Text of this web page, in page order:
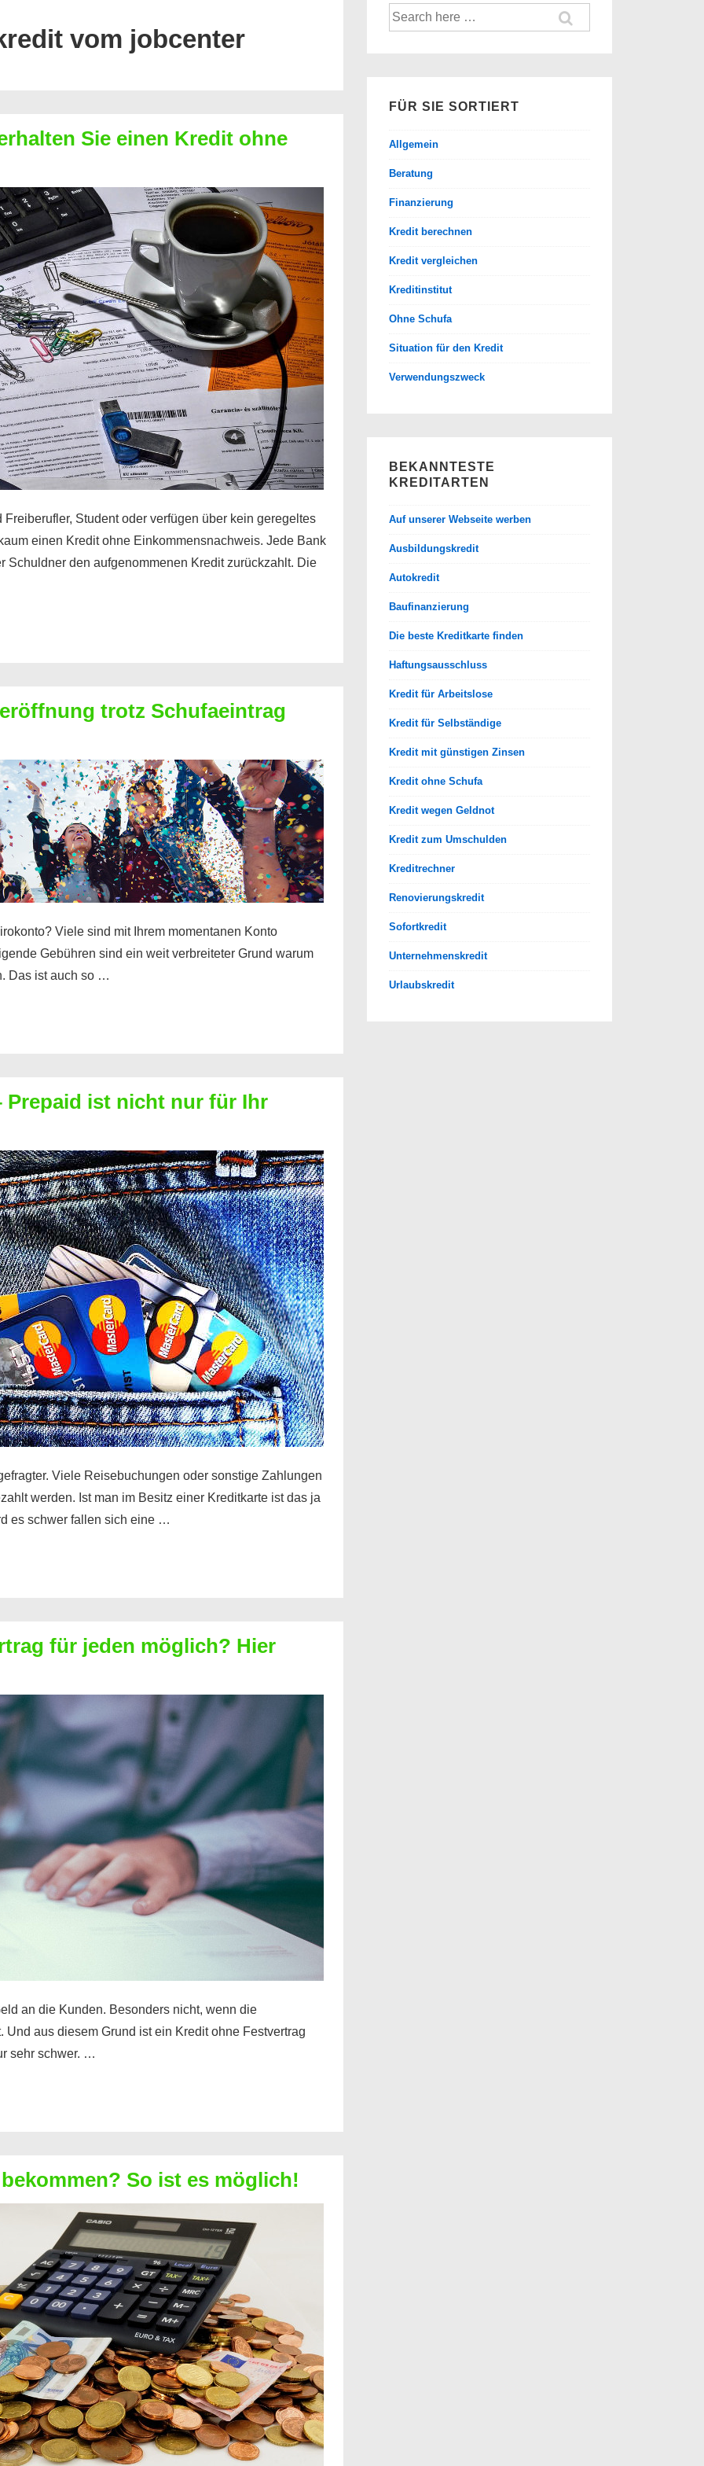
vom jobcenter
Sie einen Kredit ohne
Student oder verfügen über kein geregeltes
einen Kredit ohne Einkommensnachweis. Jede Bank
Schuldner den aufgenommenen Kredit zurückzahlt. Die
trotz Schufaeintrag
Viele sind mit Ihrem momentanen Konto
Gebühren sind ein weit verbreiteter Grund warum
Das ist auch so …
Prepaid ist nicht nur für Ihr
Viele Reisebuchungen oder sonstige Zahlungen
werden. Ist man im Besitz einer Kreditkarte ist das ja
es schwer fallen sich eine …
für jeden möglich? Hier
an die Kunden. Besonders nicht, wenn die
aus diesem Grund ist ein Kredit ohne Festvertrag
sehr schwer. …
So ist es möglich!
Suche
nach:
FÜR SIE SORTIERT
Allgemein
Beratung
Finanzierung
Kredit berechnen
Kredit vergleichen
Kreditinstitut
Ohne Schufa
Situation für den Kredit
Verwendungszweck
BEKANNTESTE
KREDITARTEN
Auf unserer Webseite werben
Ausbildungskredit
Autokredit
Baufinanzierung
Die beste Kreditkarte finden
Haftungsausschluss
Kredit für Arbeitslose
Kredit für Selbständige
Kredit mit günstigen Zinsen
Kredit ohne Schufa
Kredit wegen Geldnot
Kredit zum Umschulden
Kreditrechner
Renovierungskredit
Sofortkredit
Unternehmenskredit
Urlaubskredit